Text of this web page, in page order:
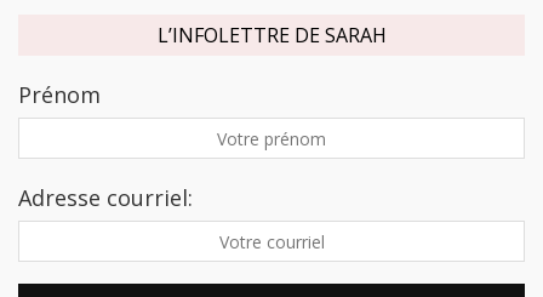
L’INFOLETTRE DE SARAH
Prénom
Adresse courriel: